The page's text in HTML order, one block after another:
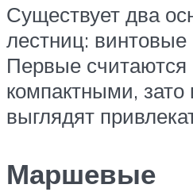
Существует два
лестниц:
Первые считаются
компактными, зато
выглядят
Маршевые